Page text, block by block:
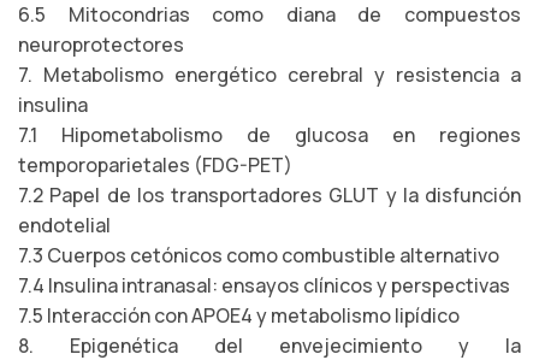
6.5 Mitocondrias como diana de compuestos
neuroprotectores
7. Metabolismo energético cerebral y resistencia a
insulina
7.1 Hipometabolismo de glucosa en regiones
temporoparietales (FDG-PET)
7.2 Papel de los transportadores GLUT y la disfunción
endotelial
7.3 Cuerpos cetónicos como combustible alternativo
7.4 Insulina intranasal: ensayos clínicos y perspectivas
7.5 Interacción con APOE4 y metabolismo lipídico
8. Epigenética del envejecimiento y la